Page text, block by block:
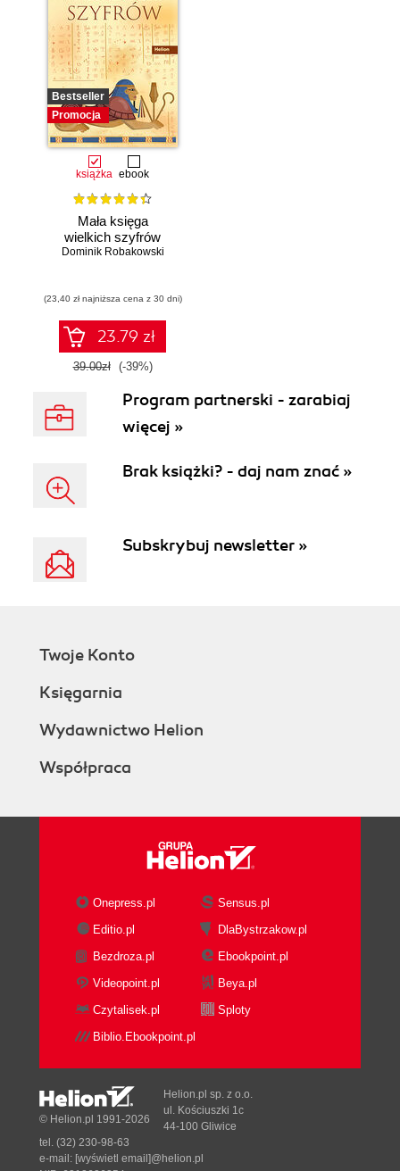
Bestseller
Promocja
książka ebook
Mała księga
wielkich szyfrów
Dominik Robakowski
(23,40 zł najniższa cena z 30 dni)
23.79 zł
39.00zł (-39%)
Program partnerski - zarabiaj
więcej »
Brak książki? - daj nam znać »
Subskrybuj newsletter »
Twoje Konto
Księgarnia
Wydawnictwo Helion
Współpraca
Onepress.pl
Sensus.pl
Editio.pl
DlaBystrzakow.pl
Bezdroza.pl
Ebookpoint.pl
Videopoint.pl
Beya.pl
Czytalisek.pl
Sploty
Biblio.Ebookpoint.pl
© Helion.pl 1991-2026
Helion.pl sp. z o.o.
ul. Kościuszki 1c
44-100 Gliwice
tel. (32) 230-98-63
e-mail: [wyświetl email]@helion.pl